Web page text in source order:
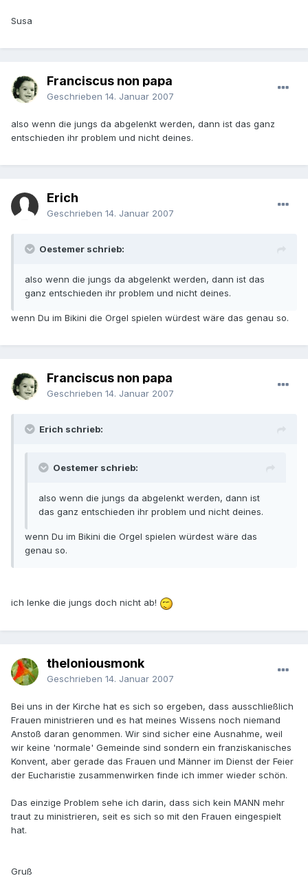
Susa
Franciscus non papa
Geschrieben 14. Januar 2007
also wenn die jungs da abgelenkt werden, dann ist das ganz
entschieden ihr problem und nicht deines.
Erich
Geschrieben 14. Januar 2007
Oestemer schrieb:
also wenn die jungs da abgelenkt werden, dann ist das
ganz entschieden ihr problem und nicht deines.
wenn Du im Bikini die Orgel spielen würdest wäre das genau so.
Franciscus non papa
Geschrieben 14. Januar 2007
Erich schrieb:
Oestemer schrieb:
also wenn die jungs da abgelenkt werden, dann ist
das ganz entschieden ihr problem und nicht deines.
wenn Du im Bikini die Orgel spielen würdest wäre das
genau so.
ich lenke die jungs doch nicht ab!
theloniousmonk
Geschrieben 14. Januar 2007
Bei uns in der Kirche hat es sich so ergeben, dass ausschließlich
Frauen ministrieren und es hat meines Wissens noch niemand
Anstoß daran genommen. Wir sind sicher eine Ausnahme, weil
wir keine 'normale' Gemeinde sind sondern ein franziskanisches
Konvent, aber gerade das Frauen und Männer im Dienst der Feier
der Eucharistie zusammenwirken finde ich immer wieder schön.
Das einzige Problem sehe ich darin, dass sich kein MANN mehr
traut zu ministrieren, seit es sich so mit den Frauen eingespielt
hat.
Gruß